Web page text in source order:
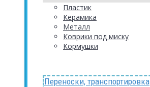
Пластик
Керамика
Металл
Коврики под миску
Кормушки
Переноски, транспортировка